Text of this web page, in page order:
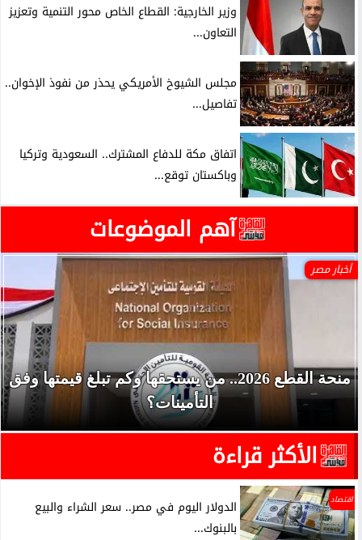
وزير الخارجية: القطاع الخاص محور التنمية وتعزيز
التعاون...
مجلس الشيوخ الأمريكي يحذر من نفوذ الإخوان..
تفاصيل...
اتفاق مكة للدفاع المشترك.. السعودية وتركيا
وباكستان توقع...
آهم الموضوعات
أخبار مصر
منحة القطع 2026.. من يستحقها وكم تبلغ قيمتها وفق
التأمينات؟
الأكثر قراءة
اقتصاد
الدولار اليوم في مصر.. سعر الشراء والبيع
بالبنوك...